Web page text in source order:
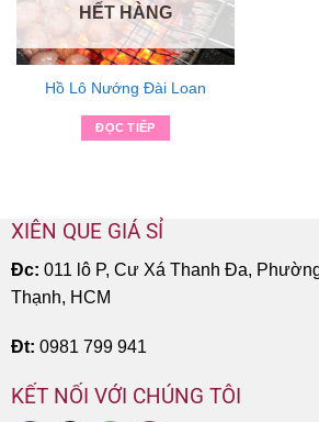
HẾT HÀNG
Hồ Lô Nướng Đài Loan
ĐỌC TIẾP
XIÊN QUE GIÁ SỈ
Đc: 011 lô P, Cư Xá Thanh Đa,
Thạnh, HCM
Đt: 0981 799 941
KẾT NỐI VỚI CHÚNG TÔI